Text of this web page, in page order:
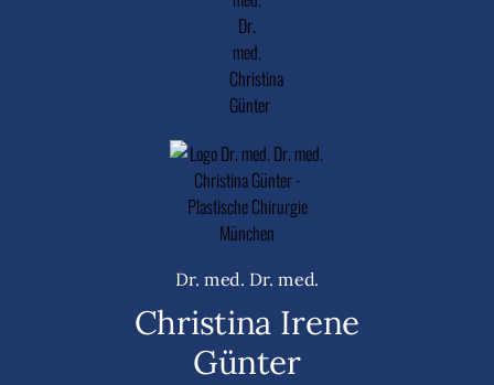
Dr. med. Dr. med.
Christina Irene
Günter